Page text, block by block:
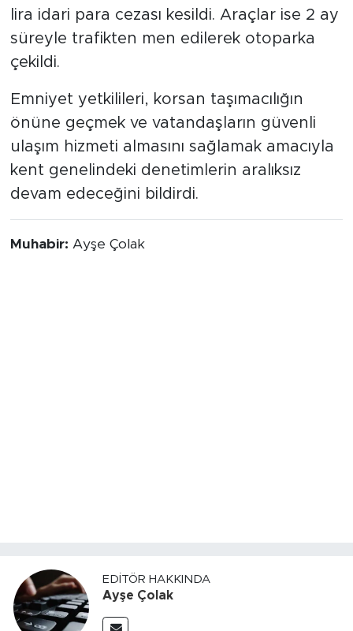
lira idari para cezası kesildi. Araçlar ise 2 ay
süreyle trafikten men edilerek otoparka
çekildi.
Emniyet yetkilileri, korsan taşımacılığın
önüne geçmek ve vatandaşların güvenli
ulaşım hizmeti almasını sağlamak amacıyla
kent genelindeki denetimlerin aralıksız
devam edeceğini bildirdi.
Muhabir: Ayşe Çolak
EDITÖR HAKKINDA
Ayşe Çolak